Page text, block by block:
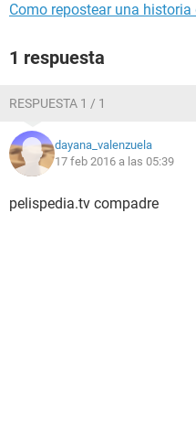
Como repostear una
1 respuesta
RESPUESTA 1 / 1
dayana_valenzuela
17 feb 2016 a las 05:39
pelispedia.tv compadre